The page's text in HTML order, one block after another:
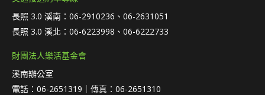
長照 3.0 溪南：06-2910236、06-2631051
長照 3.0 溪北：06-6223998、06-6222733
財團法人樂活基金會
溪南辦公室
電話：06-2651319｜傳真：06-2651310